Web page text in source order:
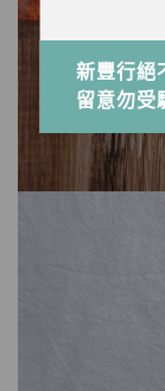
新豐行絕
留意勿受